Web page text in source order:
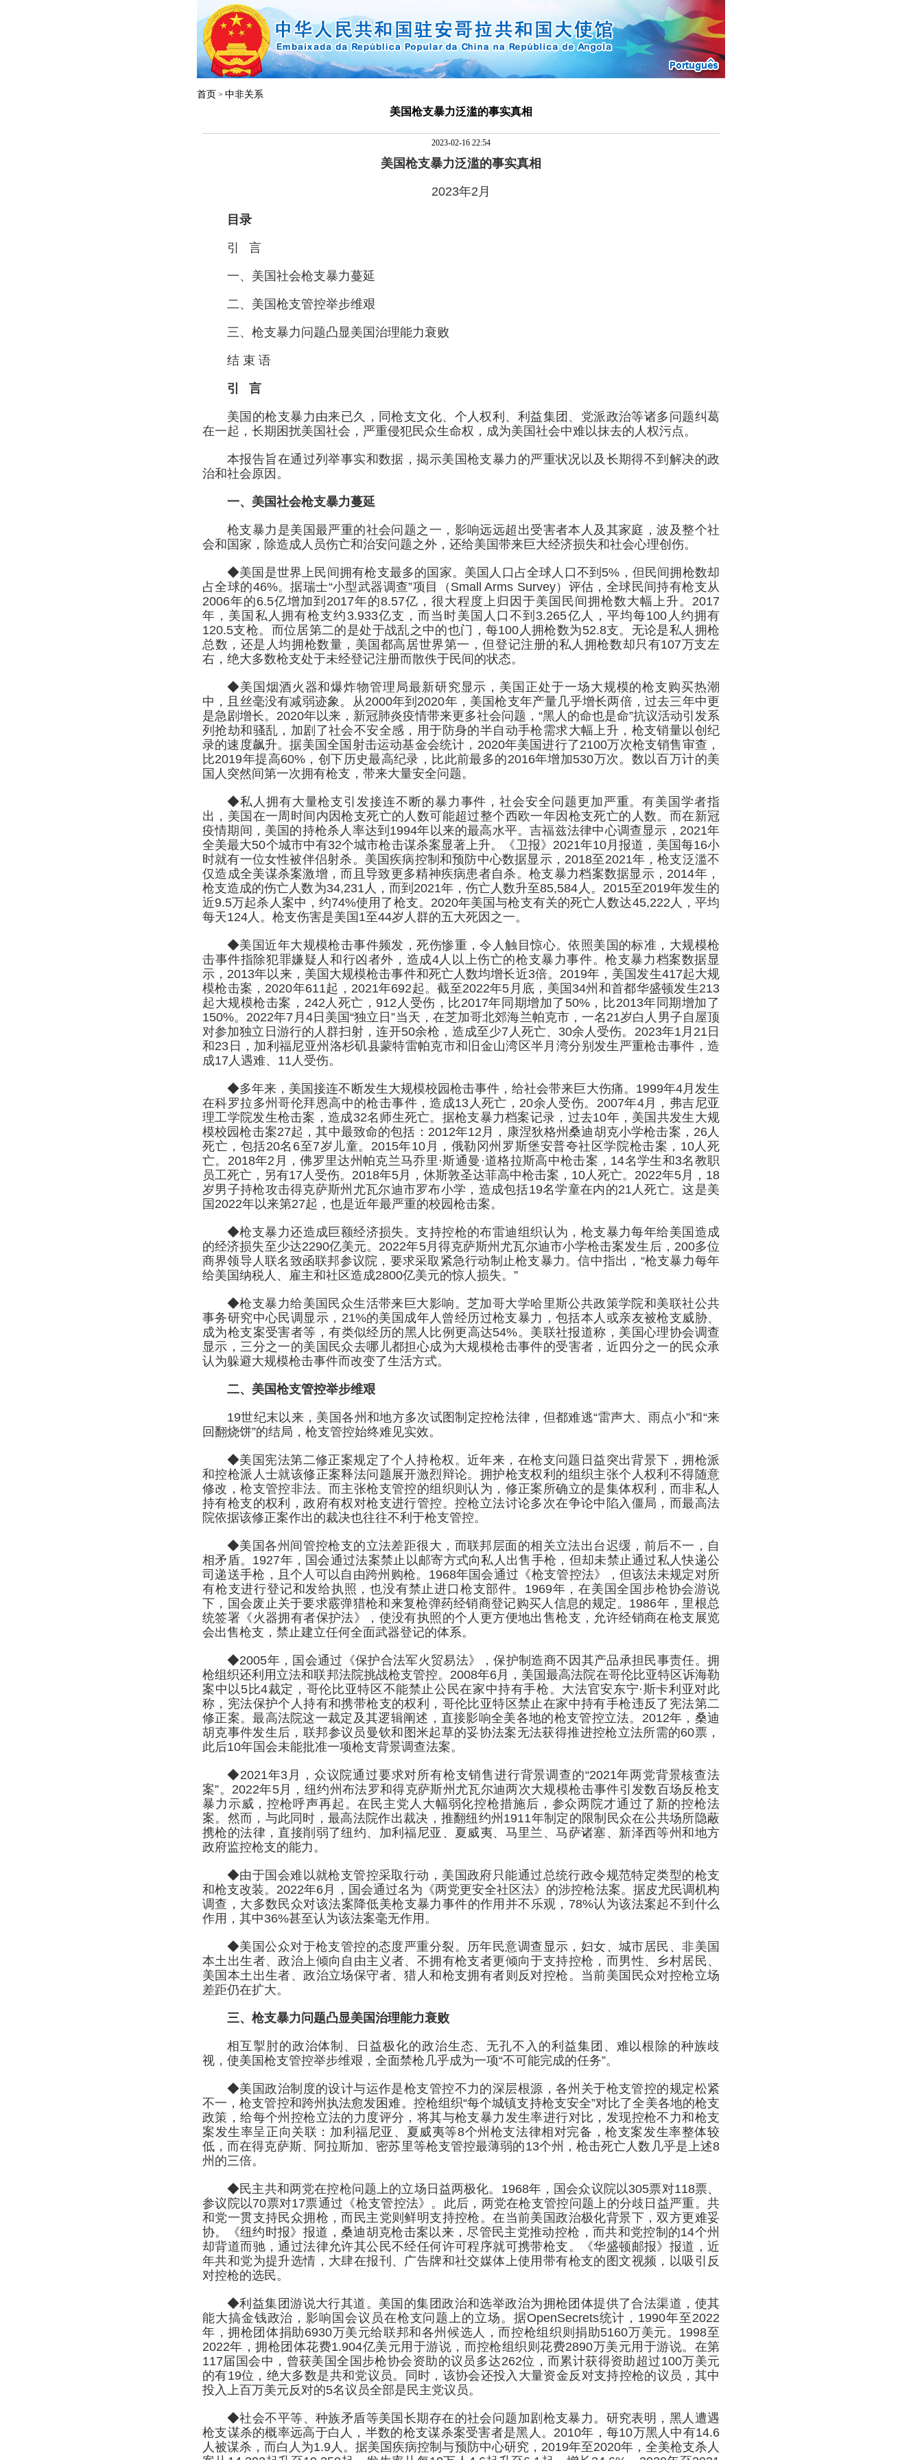
首页 > 中非关系
美国枪支暴力泛滥的事实真相
2023-02-16 22:54
美国枪支暴力泛滥的事实真相
2023年2月
目录
引 言
一、美国社会枪支暴力蔓延
二、美国枪支管控举步维艰
三、枪支暴力问题凸显美国治理能力衰败
结 束 语
引 言
美国的枪支暴力由来已久，同枪支文化、个人权利、利益集团、党派政治等诸多问题纠葛
在一起，长期困扰美国社会，严重侵犯民众生命权，成为美国社会中难以抹去的人权污点。
本报告旨在通过列举事实和数据，揭示美国枪支暴力的严重状况以及长期得不到解决的政
治和社会原因。
一、美国社会枪支暴力蔓延
枪支暴力是美国最严重的社会问题之一，影响远远超出受害者本人及其家庭，波及整个社
会和国家，除造成人员伤亡和治安问题之外，还给美国带来巨大经济损失和社会心理创伤。
◆美国是世界上民间拥有枪支最多的国家。美国人口占全球人口不到5%，但民间拥枪数却
占全球的46%。据瑞士“小型武器调查”项目（Small Arms Survey）评估，全球民间持有枪支从
2006年的6.5亿增加到2017年的8.57亿，很大程度上归因于美国民间拥枪数大幅上升。2017
年，美国私人拥有枪支约3.933亿支，而当时美国人口不到3.265亿人，平均每100人约拥有
120.5支枪。而位居第二的是处于战乱之中的也门，每100人拥枪数为52.8支。无论是私人拥枪
总数，还是人均拥枪数量，美国都高居世界第一，但登记注册的私人拥枪数却只有107万支左
右，绝大多数枪支处于未经登记注册而散佚于民间的状态。
◆美国烟酒火器和爆炸物管理局最新研究显示，美国正处于一场大规模的枪支购买热潮
中，且丝毫没有减弱迹象。从2000年到2020年，美国枪支年产量几乎增长两倍，过去三年中更
是急剧增长。2020年以来，新冠肺炎疫情带来更多社会问题，“黑人的命也是命”抗议活动引发系
列抢劫和骚乱，加剧了社会不安全感，用于防身的半自动手枪需求大幅上升，枪支销量以创纪
录的速度飙升。据美国全国射击运动基金会统计，2020年美国进行了2100万次枪支销售审查，
比2019年提高60%，创下历史最高纪录，比此前最多的2016年增加530万次。数以百万计的美
国人突然间第一次拥有枪支，带来大量安全问题。
◆私人拥有大量枪支引发接连不断的暴力事件，社会安全问题更加严重。有美国学者指
出，美国在一周时间内因枪支死亡的人数可能超过整个西欧一年因枪支死亡的人数。而在新冠
疫情期间，美国的持枪杀人率达到1994年以来的最高水平。吉福兹法律中心调查显示，2021年
全美最大50个城市中有32个城市枪击谋杀案显著上升。《卫报》2021年10月报道，美国每16小
时就有一位女性被伴侣射杀。美国疾病控制和预防中心数据显示，2018至2021年，枪支泛滥不
仅造成全美谋杀案激增，而且导致更多精神疾病患者自杀。枪支暴力档案数据显示，2014年，
枪支造成的伤亡人数为34,231人，而到2021年，伤亡人数升至85,584人。2015至2019年发生的
近9.5万起杀人案中，约74%使用了枪支。2020年美国与枪支有关的死亡人数达45,222人，平均
每天124人。枪支伤害是美国1至44岁人群的五大死因之一。
◆美国近年大规模枪击事件频发，死伤惨重，令人触目惊心。依照美国的标准，大规模枪
击事件指除犯罪嫌疑人和行凶者外，造成4人以上伤亡的枪支暴力事件。枪支暴力档案数据显
示，2013年以来，美国大规模枪击事件和死亡人数均增长近3倍。2019年，美国发生417起大规
模枪击案，2020年611起，2021年692起。截至2022年5月底，美国34州和首都华盛顿发生213
起大规模枪击案，242人死亡，912人受伤，比2017年同期增加了50%，比2013年同期增加了
150%。2022年7月4日美国“独立日”当天，在芝加哥北郊海兰帕克市，一名21岁白人男子自屋顶
对参加独立日游行的人群扫射，连开50余枪，造成至少7人死亡、30余人受伤。2023年1月21日
和23日，加利福尼亚州洛杉矶县蒙特雷帕克市和旧金山湾区半月湾分别发生严重枪击事件，造
成17人遇难、11人受伤。
◆多年来，美国接连不断发生大规模校园枪击事件，给社会带来巨大伤痛。1999年4月发生
在科罗拉多州哥伦拜恩高中的枪击事件，造成13人死亡，20余人受伤。2007年4月，弗吉尼亚
理工学院发生枪击案，造成32名师生死亡。据枪支暴力档案记录，过去10年，美国共发生大规
模校园枪击案27起，其中最致命的包括：2012年12月，康涅狄格州桑迪胡克小学枪击案，26人
死亡，包括20名6至7岁儿童。2015年10月，俄勒冈州罗斯堡安普夸社区学院枪击案，10人死
亡。2018年2月，佛罗里达州帕克兰马乔里·斯通曼·道格拉斯高中枪击案，14名学生和3名教职
员工死亡，另有17人受伤。2018年5月，休斯敦圣达菲高中枪击案，10人死亡。2022年5月，18
岁男子持枪攻击得克萨斯州尤瓦尔迪市罗布小学，造成包括19名学童在内的21人死亡。这是美
国2022年以来第27起，也是近年最严重的校园枪击案。
◆枪支暴力还造成巨额经济损失。支持控枪的布雷迪组织认为，枪支暴力每年给美国造成
的经济损失至少达2290亿美元。2022年5月得克萨斯州尤瓦尔迪市小学枪击案发生后，200多位
商界领导人联名致函联邦参议院，要求采取紧急行动制止枪支暴力。信中指出，“枪支暴力每年
给美国纳税人、雇主和社区造成2800亿美元的惊人损失。”
◆枪支暴力给美国民众生活带来巨大影响。芝加哥大学哈里斯公共政策学院和美联社公共
事务研究中心民调显示，21%的美国成年人曾经历过枪支暴力，包括本人或亲友被枪支威胁、
成为枪支案受害者等，有类似经历的黑人比例更高达54%。美联社报道称，美国心理协会调查
显示，三分之一的美国民众去哪儿都担心成为大规模枪击事件的受害者，近四分之一的民众承
认为躲避大规模枪击事件而改变了生活方式。
二、美国枪支管控举步维艰
19世纪末以来，美国各州和地方多次试图制定控枪法律，但都难逃“雷声大、雨点小”和“来
回翻烧饼”的结局，枪支管控始终难见实效。
◆美国宪法第二修正案规定了个人持枪权。近年来，在枪支问题日益突出背景下，拥枪派
和控枪派人士就该修正案释法问题展开激烈辩论。拥护枪支权利的组织主张个人权利不得随意
修改，枪支管控非法。而主张枪支管控的组织则认为，修正案所确立的是集体权利，而非私人
持有枪支的权利，政府有权对枪支进行管控。控枪立法讨论多次在争论中陷入僵局，而最高法
院依据该修正案作出的裁决也往往不利于枪支管控。
◆美国各州间管控枪支的立法差距很大，而联邦层面的相关立法出台迟缓，前后不一，自
相矛盾。1927年，国会通过法案禁止以邮寄方式向私人出售手枪，但却未禁止通过私人快递公
司递送手枪，且个人可以自由跨州购枪。1968年国会通过《枪支管控法》，但该法未规定对所
有枪支进行登记和发给执照，也没有禁止进口枪支部件。1969年，在美国全国步枪协会游说
下，国会废止关于要求霰弹猎枪和来复枪弹药经销商登记购买人信息的规定。1986年，里根总
统签署《火器拥有者保护法》，使没有执照的个人更方便地出售枪支，允许经销商在枪支展览
会出售枪支，禁止建立任何全面武器登记的体系。
◆2005年，国会通过《保护合法军火贸易法》，保护制造商不因其产品承担民事责任。拥
枪组织还利用立法和联邦法院挑战枪支管控。2008年6月，美国最高法院在哥伦比亚特区诉海勒
案中以5比4裁定，哥伦比亚特区不能禁止公民在家中持有手枪。大法官安东宁·斯卡利亚对此
称，宪法保护个人持有和携带枪支的权利，哥伦比亚特区禁止在家中持有手枪违反了宪法第二
修正案。最高法院这一裁定及其逻辑阐述，直接影响全美各地的枪支管控立法。2012年，桑迪
胡克事件发生后，联邦参议员曼钦和图米起草的妥协法案无法获得推进控枪立法所需的60票，
此后10年国会未能批准一项枪支背景调查法案。
◆2021年3月，众议院通过要求对所有枪支销售进行背景调查的“2021年两党背景核查法
案”。2022年5月，纽约州布法罗和得克萨斯州尤瓦尔迪两次大规模枪击事件引发数百场反枪支
暴力示威，控枪呼声再起。在民主党人大幅弱化控枪措施后，参众两院才通过了新的控枪法
案。然而，与此同时，最高法院作出裁决，推翻纽约州1911年制定的限制民众在公共场所隐蔽
携枪的法律，直接削弱了纽约、加利福尼亚、夏威夷、马里兰、马萨诸塞、新泽西等州和地方
政府监控枪支的能力。
◆由于国会难以就枪支管控采取行动，美国政府只能通过总统行政令规范特定类型的枪支
和枪支改装。2022年6月，国会通过名为《两党更安全社区法》的涉控枪法案。据皮尤民调机构
调查，大多数民众对该法案降低美枪支暴力事件的作用并不乐观，78%认为该法案起不到什么
作用，其中36%甚至认为该法案毫无作用。
◆美国公众对于枪支管控的态度严重分裂。历年民意调查显示，妇女、城市居民、非美国
本土出生者、政治上倾向自由主义者、不拥有枪支者更倾向于支持控枪，而男性、乡村居民、
美国本土出生者、政治立场保守者、猎人和枪支拥有者则反对控枪。当前美国民众对控枪立场
差距仍在扩大。
三、枪支暴力问题凸显美国治理能力衰败
相互掣肘的政治体制、日益极化的政治生态、无孔不入的利益集团、难以根除的种族歧
视，使美国枪支管控举步维艰，全面禁枪几乎成为一项“不可能完成的任务”。
◆美国政治制度的设计与运作是枪支管控不力的深层根源，各州关于枪支管控的规定松紧
不一，枪支管控和跨州执法愈发困难。控枪组织“每个城镇支持枪支安全”对比了全美各地的枪支
政策，给每个州控枪立法的力度评分，将其与枪支暴力发生率进行对比，发现控枪不力和枪支
案发生率呈正向关联：加利福尼亚、夏威夷等8个州枪支法律相对完备，枪支案发生率整体较
低，而在得克萨斯、阿拉斯加、密苏里等枪支管控最薄弱的13个州，枪击死亡人数几乎是上述8
州的三倍。
◆民主共和两党在控枪问题上的立场日益两极化。1968年，国会众议院以305票对118票、
参议院以70票对17票通过《枪支管控法》。此后，两党在枪支管控问题上的分歧日益严重。共
和党一贯支持民众拥枪，而民主党则鲜明支持控枪。在当前美国政治极化背景下，双方更难妥
协。《纽约时报》报道，桑迪胡克枪击案以来，尽管民主党推动控枪，而共和党控制的14个州
却背道而驰，通过法律允许其公民不经任何许可程序就可携带枪支。《华盛顿邮报》报道，近
年共和党为提升选情，大肆在报刊、广告牌和社交媒体上使用带有枪支的图文视频，以吸引反
对控枪的选民。
◆利益集团游说大行其道。美国的集团政治和选举政治为拥枪团体提供了合法渠道，使其
能大搞金钱政治，影响国会议员在枪支问题上的立场。据OpenSecrets统计，1990年至2022
年，拥枪团体捐助6930万美元给联邦和各州候选人，而控枪组织则捐助5160万美元。1998至
2022年，拥枪团体花费1.904亿美元用于游说，而控枪组织则花费2890万美元用于游说。在第
117届国会中，曾获美国全国步枪协会资助的议员多达262位，而累计获得资助超过100万美元
的有19位，绝大多数是共和党议员。同时，该协会还投入大量资金反对支持控枪的议员，其中
投入上百万美元反对的5名议员全部是民主党议员。
◆社会不平等、种族矛盾等美国长期存在的社会问题加剧枪支暴力。研究表明，黑人遭遇
枪支谋杀的概率远高于白人，半数的枪支谋杀案受害者是黑人。2010年，每10万黑人中有14.6
人被谋杀，而白人为1.9人。据美国疾病控制与预防中心研究，2019年至2020年，全美枪支杀人